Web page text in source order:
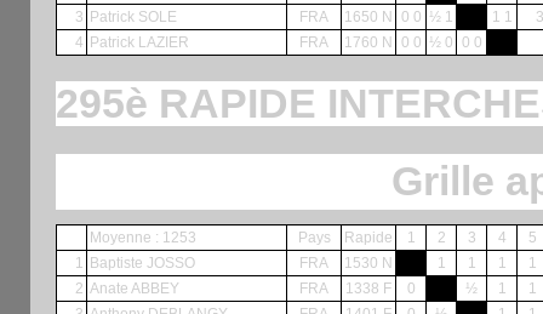
3 Patrick SOLE FRA 1650 N 0 0 ½ 1 1 1
4 Patrick LAZIER FRA 1760 N 0 0 ½ 0 0 0
295è RAPIDE
Grille
Moyenne : 1253 Pays Rapide 1 2 3 4
5
1
Baptiste JOSSO FRA 1530 N 1 1 1
1
2 Anate ABBEY FRA 1338 F 0 ½ 1
1